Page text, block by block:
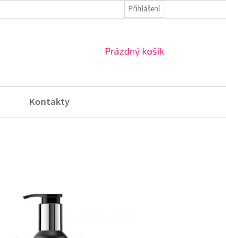
Přihlášení
NÁKUPNÍ
Prázdný košík
Kontakty